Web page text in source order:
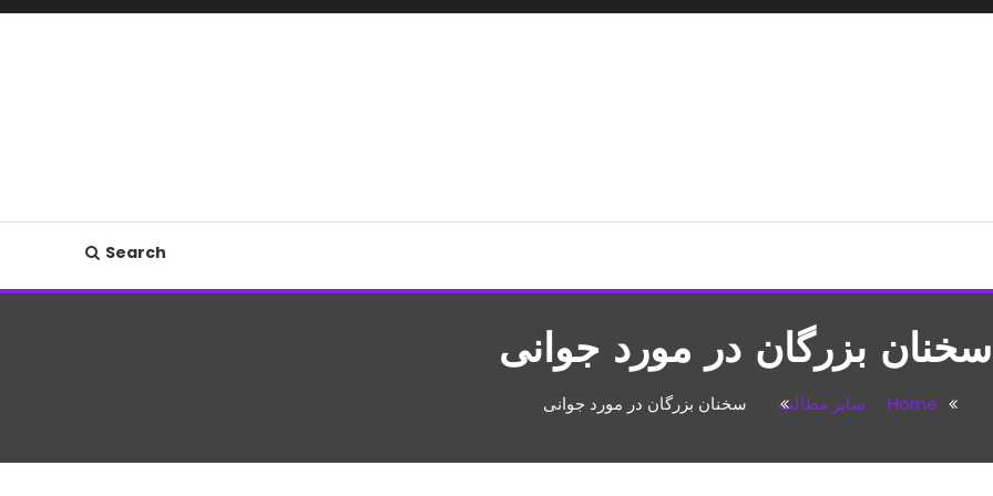
Search
سخنان بزرگان در مورد جوانی
Home سایر مطالب سخنان بزرگان در مورد جوانی